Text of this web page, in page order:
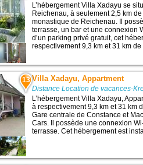
L’hébergement Villa Xadayu se
Reichenau, à seulement 2,5 km de
monastique de Reichenau. Il
terrasse, un bar et une connexion
d’un parking privé gratuit, cet
respectivement 9,3 km et 31 km de
13 Villa Xadayu, Appartment
Distance Location de vacances-
L’hébergement Villa Xadayu,
à respectivement 9,3 km et 31 km
Gare centrale de Constance et
Cars. Il possède une connexion
terrasse. Cet hébergement est